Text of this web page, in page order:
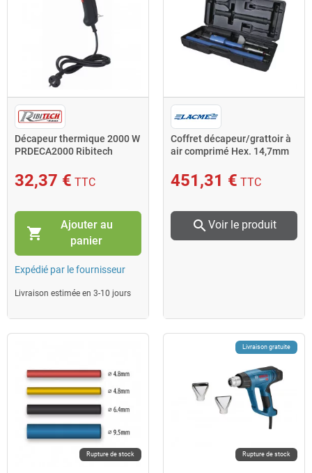
Décapeur thermique 2000 W
PRDECA2000 Ribitech
32,37 € TTC
shopping_cart
Ajouter au
panier
Expédié par le fournisseur
Livraison estimée en 3-10 jours
Coffret décapeur/grattoir à
air comprimé Hex. 14,7mm
451,31 € TTC
search Voir le produit
Rupture de stock
Livraison gratuite
Rupture de stock